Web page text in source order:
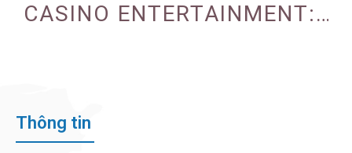
CASINO ENTERTAINMENT:
Thông tin